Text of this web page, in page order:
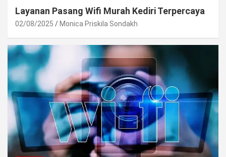
Layanan Pasang Wifi Murah Kediri Terpercaya
02/08/2025 Monica Priskila Sondakh